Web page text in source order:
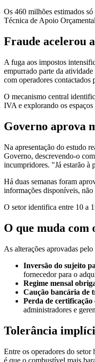
Os 460 milhões estimados
Técnica de Apoio
Fraude acelerou
A fuga aos impostos
empurrado parte da
com operadores contactados
O mecanismo central
IVA e explorando os
Governo aprova
Na apresentação do estudo
Governo, descrevendo-o
incumpridores. "Já estarão à
Há duas semanas foram
informações disponíveis, não
O setor identifica entre 10 a
O que muda com
As alterações aprovadas
Inversão do sujeito
fornecedor para o
Regime mensal
Caução bancária de
Perda de certificação
administradores e
Tolerância
Entre os operadores do
é que o combustível mais